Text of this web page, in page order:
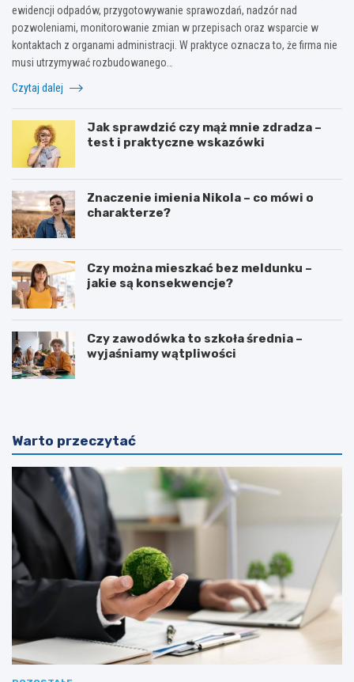
ewidencji odpadów, przygotowywanie sprawozdań, nadzór nad
pozwoleniami, monitorowanie zmian w przepisach oraz wsparcie w
kontaktach z organami administracji. W praktyce oznacza to, że firma nie
musi utrzymywać rozbudowanego…
Czytaj dalej
Jak sprawdzić czy mąż mnie zdradza –
test i praktyczne wskazówki
Znaczenie imienia Nikola – co mówi o
charakterze?
Czy można mieszkać bez meldunku –
jakie są konsekwencje?
Czy zawodówka to szkoła średnia –
wyjaśniamy wątpliwości
Warto przeczytać